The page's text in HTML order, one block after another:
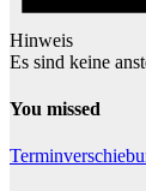
Hinweis
Es sind keine
You missed